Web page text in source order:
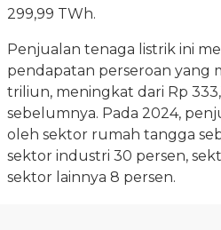
299,99 TWh.
Penjualan tenaga listrik ini
pendapatan perseroan yang
triliun, meningkat dari Rp
sebelumnya. Pada 2024,
oleh sektor rumah tangga
sektor industri 30 persen,
sektor lainnya 8 persen.